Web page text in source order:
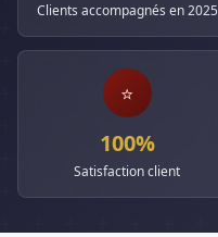
Clients accompagnés en 2025
⭐
100%
Satisfaction client